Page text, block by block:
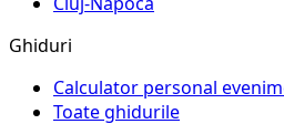
Ghiduri
Calculator personal
Toate ghidurile